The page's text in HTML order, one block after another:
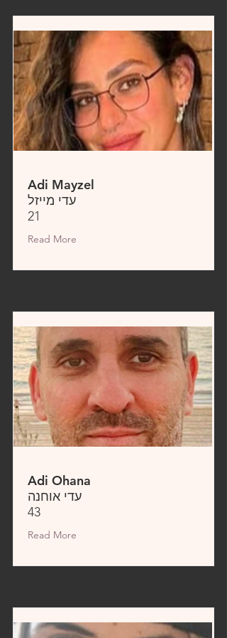
Adi Mayzel
עדי מייזל
21
Read More
Adi Ohana
עדי אוחנה
43
Read More